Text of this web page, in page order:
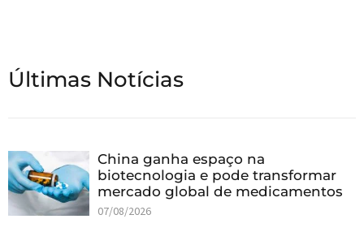
Últimas Notícias
China ganha espaço na
biotecnologia e pode transformar
mercado global de medicamentos
07/08/2026